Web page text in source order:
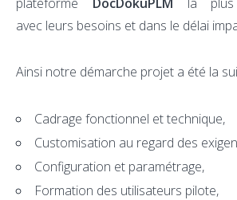
avec leurs besoins et dans le délai
Ainsi notre démarche projet a été la
Cadrage fonctionnel et technique,
Customisation au regard des
Configuration et paramétrage,
Formation des utilisateurs pilote,